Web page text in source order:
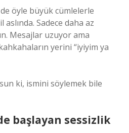
öyle büyük cümlelerle
Sadece daha az
Mesajlar uzuyor ama
yerini “iyiyim ya
ki, ismini söylemek bile
başlayan sessizlik